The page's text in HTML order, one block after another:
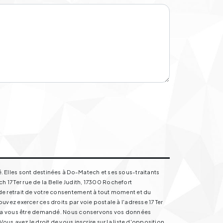
sont destinées à Do-Matech et ses sous-traitants
Ter rue de la Belle Judith, 17300 Rochefort
retrait de votre consentement à tout moment et du
exercer ces droits par voie postale à l'adresse 17 Ter
être demandé. Nous conservons vos données
avez le droit de vous inscrire sur la liste d'opposition